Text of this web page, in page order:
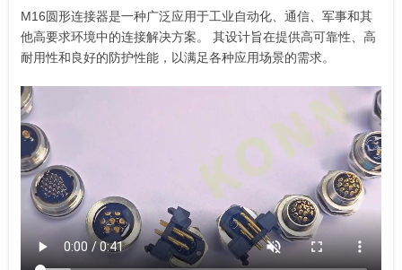
M16圆形连接器是一种广泛应用于工业自动化、通信、军事和其
他高要求环境中的连接解决方案。 其设计旨在提供高可靠性、高
耐用性和良好的防护性能，以满足各种应用场景的需求。